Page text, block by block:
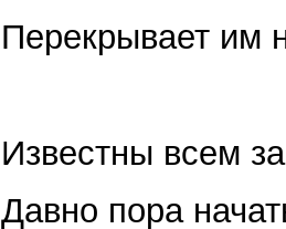
Перекрывает им
Известны всем
Давно пора